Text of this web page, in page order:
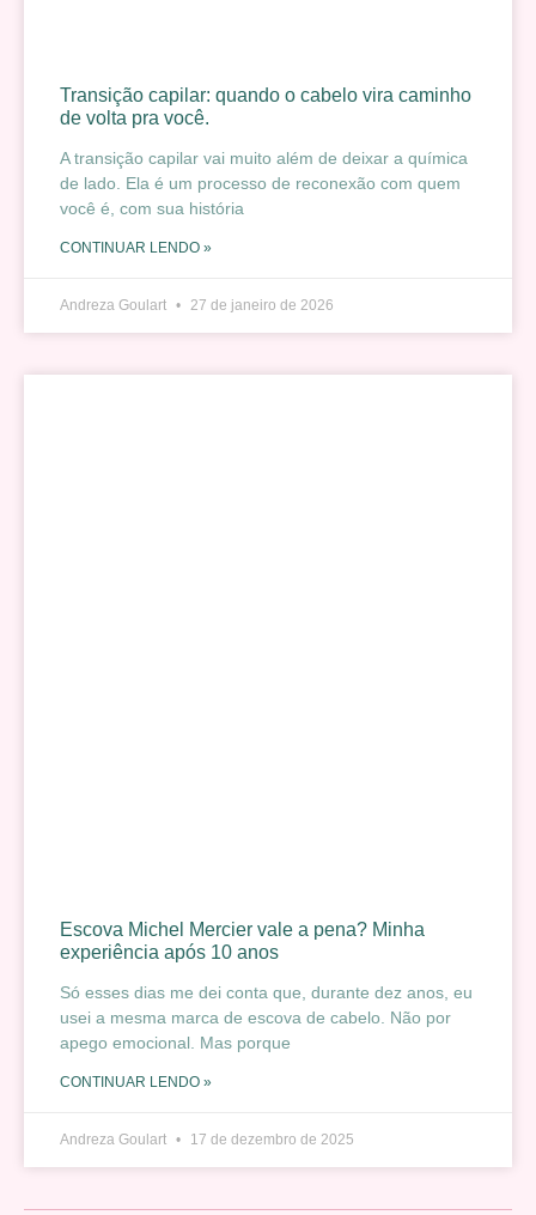
Transição capilar: quando o cabelo vira caminho
de volta pra você.
A transição capilar vai muito além de deixar a química
de lado. Ela é um processo de reconexão com quem
você é, com sua história
CONTINUAR LENDO »
Andreza Goulart 27 de janeiro de 2026
Escova Michel Mercier vale a pena? Minha
experiência após 10 anos
Só esses dias me dei conta que, durante dez anos, eu
usei a mesma marca de escova de cabelo. Não por
apego emocional. Mas porque
CONTINUAR LENDO »
Andreza Goulart 17 de dezembro de 2025